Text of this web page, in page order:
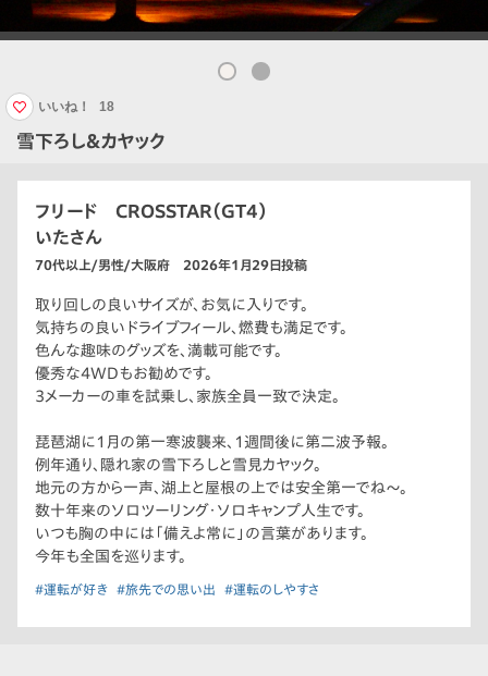
雪下ろし＆カヤック
いいね！ 18
フリード CROSSTAR（GT4）
いたさん
70代以上/男性/大阪府 2026年1月29日投稿
取り回しの良いサイズが、お気に入りです。
気持ちの良いドライブフィール、燃費も満足です。
色んな趣味のグッズを、満載可能です。
優秀な4WDもお勧めです。
3メーカーの車を試乗し、家族全員一致で決定。
琵琶湖に1月の第一寒波襲来、1週間後に第二波予報。
例年通り、隠れ家の雪下ろしと雪見カヤック。
地元の方から一声、湖上と屋根の上では安全第一でね〜。
数十年来のソロツーリング・ソロキャンプ人生です。
いつも胸の中には「備えよ常に」の言葉があります。
今年も全国を巡ります。
#運転が好き #旅先での思い出 #運転のしやすさ